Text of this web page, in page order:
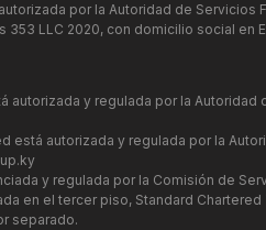
por la Autoridad de Servicios
LLC 2020, con domicilio social en
autorizada y regulada por la
está autorizada y regulada por la
y regulada por la Comisión de
en el tercer piso, Standard
separado.